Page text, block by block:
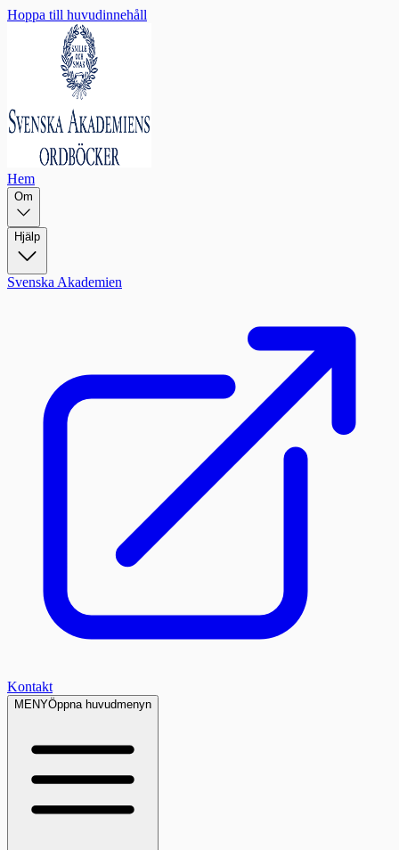
Hoppa till huvudinnehåll
Hem
Om
Hjälp
Svenska Akademien
Kontakt
MENYÖppna huvudmenyn